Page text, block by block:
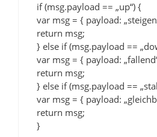
if (msg.payload == „up“) {
var msg = { payload:
return msg;
} else if (msg.payload ==
var msg = { payload:
return msg;
} else if (msg.payload ==
var msg = { payload:
return msg;
}